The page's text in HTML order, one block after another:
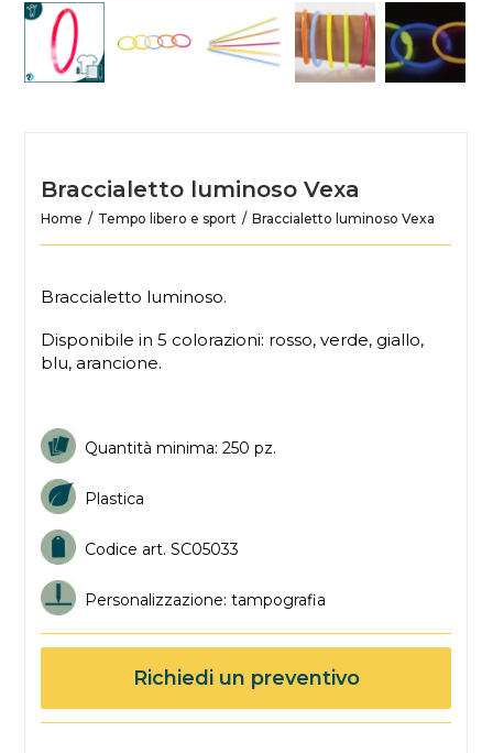
Braccialetto luminoso Vexa
Home Tempo libero e sport Braccialetto luminoso Vexa
Braccialetto luminoso.
Disponibile in 5 colorazioni: rosso, verde, giallo,
blu, arancione.
Quantità minima: 250 pz.
Plastica
Codice art. SC05033
Personalizzazione: tampografia
Richiedi un preventivo